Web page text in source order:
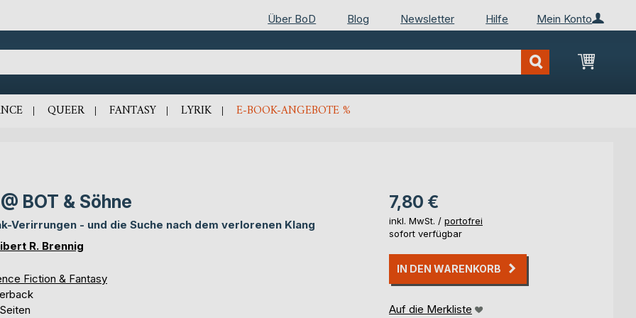
Mein Konto
Über BoD Blog Newsletter Hilfe
Mein
QUEER FANTASY LYRIK E-BOOK-ANGEBOTE %
BOT & Söhne
Verirrungen - und die Suche nach dem verlorenen Klang
R. Brennig
Fiction & Fantasy
7,80 €
inkl. MwSt. / portofrei
sofort verfügbar
IN DEN WARENKORB
Auf die Merkliste